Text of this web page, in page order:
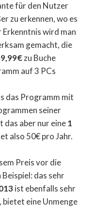
für den Nutzer
zu erkennen, wo es
wird man
gemacht, die
zu Buche
auf 3 PCs
das Programm mit
seiner
das aber nur eine1
also 50€ pro Jahr.
Preis vor die
das sehr
ist ebenfalls sehr
eine Unmenge